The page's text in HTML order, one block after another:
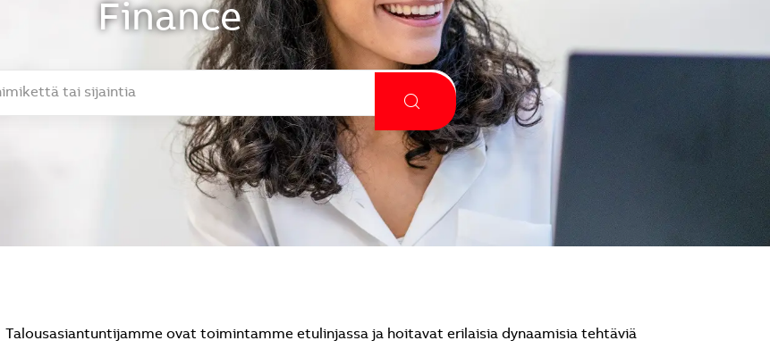
Finance
tai sijaintia
Talousasiantuntijamme ovat toimintamme etulinjassa ja hoitavat erilaisia dynaamisia tehtäviä